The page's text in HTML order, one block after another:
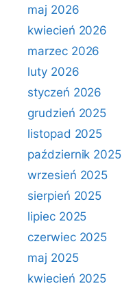
maj 2026
kwiecień 2026
marzec 2026
luty 2026
styczeń 2026
grudzień 2025
listopad 2025
październik 2025
wrzesień 2025
sierpień 2025
lipiec 2025
czerwiec 2025
maj 2025
kwiecień 2025